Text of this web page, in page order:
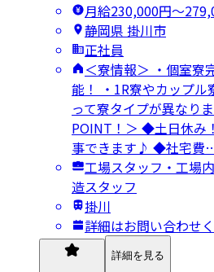
月給230,000円〜
静岡県 掛川市
正社員
＜寮情報＞ ・個室寮
能！ ・1R寮やカップ
って寮タイプが異なり
POINT！＞ ◆土日休み
事できます♪ ◆社宅費
工場スタッフ・工場
造スタッフ
掛川
詳細はお問い合わせ
詳細を見る